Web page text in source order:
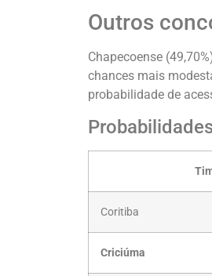
Outros
Chapecoense
chances mais
probabilidade de
Coritiba
Criciúma